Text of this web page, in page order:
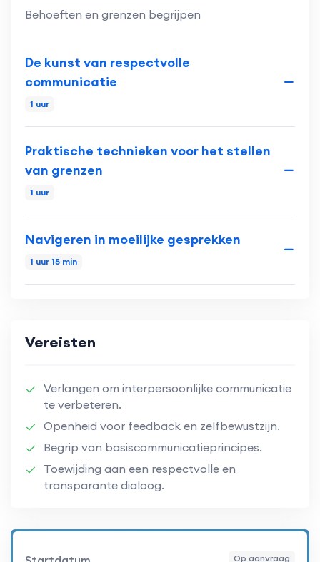
Behoeften en grenzen begrijpen
De kunst van respectvolle
communicatie
1 uur
Praktische technieken voor het stellen
van grenzen
1 uur
Navigeren in moeilijke gesprekken
1 uur 15 min
Vereisten
Verlangen om interpersoonlijke communicatie
te verbeteren.
Openheid voor feedback en zelfbewustzijn.
Begrip van basiscommunicatieprincipes.
Toewijding aan een respectvolle en
transparante dialoog.
Op aanvraag